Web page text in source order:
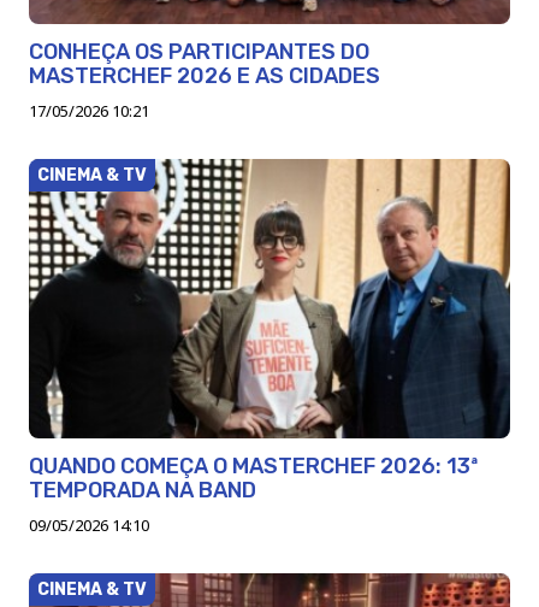
CONHEÇA OS PARTICIPANTES DO
MASTERCHEF 2026 E AS CIDADES
17/05/2026 10:21
CINEMA & TV
QUANDO COMEÇA O MASTERCHEF 2026: 13ª
TEMPORADA NA BAND
09/05/2026 14:10
CINEMA & TV